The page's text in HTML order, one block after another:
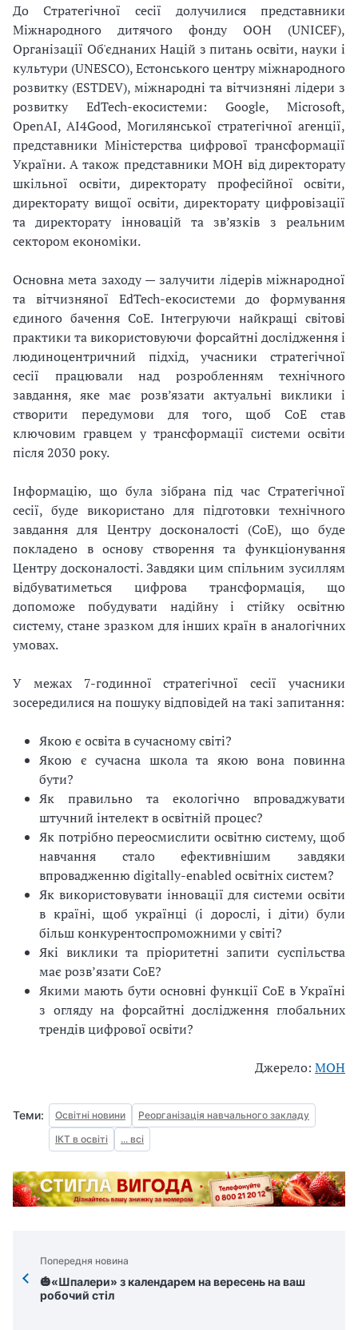
До Стратегічної сесії долучилися представники
Міжнародного дитячого фонду ООН (UNICEF),
Організації Об'єднаних Націй з питань освіти, науки і
культури (UNESCO), Естонського центру міжнародного
розвитку (ESTDEV), міжнародні та вітчизняні лідери з
розвитку EdTech-екосистеми: Google, Microsoft,
OpenAI, AI4Good, Могилянської стратегічної агенції,
представники Міністерства цифрової трансформації
України. А також представники МОН від директорату
шкільної освіти, директорату професійної освіти,
директорату вищої освіти, директорату цифровізації
та директорату інновацій та зв’язків з реальним
сектором економіки.
Основна мета заходу — залучити лідерів міжнародної
та вітчизняної EdTech-екосистеми до формування
єдиного бачення CoE. Інтегруючи найкращі світові
практики та використовуючи форсайтні дослідження і
людиноцентричний підхід, учасники стратегічної
сесії працювали над розробленням технічного
завдання, яке має розв’язати актуальні виклики і
створити передумови для того, щоб CoE став
ключовим гравцем у трансформації системи освіти
після 2030 року.
Інформацію, що була зібрана під час Стратегічної
сесії, буде використано для підготовки технічного
завдання для Центру досконалості (СоЕ), що буде
покладено в основу створення та функціонування
Центру досконалості. Завдяки цим спільним зусиллям
відбуватиметься цифрова трансформація, що
допоможе побудувати надійну і стійку освітню
систему, стане зразком для інших країн в аналогічних
умовах.
У межах 7-годинної стратегічної сесії учасники
зосередилися на пошуку відповідей на такі запитання:
Якою є освіта в сучасному світі?
Якою є сучасна школа та якою вона повинна
бути?
Як правильно та екологічно впроваджувати
штучний інтелект в освітній процес?
Як потрібно переосмислити освітню систему, щоб
навчання стало ефективнішим завдяки
впровадженню digitally-enabled освітніх систем?
Як використовувати інновації для системи освіти
в країні, щоб українці (і дорослі, і діти) були
більш конкурентоспроможними у світі?
Які виклики та пріоритетні запити суспільства
має розвʼязати CoE?
Якими мають бути основні функції CoE в Україні
з огляду на форсайтні дослідження глобальних
трендів цифрової освіти?
Джерело: МОН
Теми: Освітні новини
Реорганізація навчального закладу
ІКТ в освіті
... всі
Попередня новина
🎃«Шпалери» з календарем на вересень на ваш
робочий стіл